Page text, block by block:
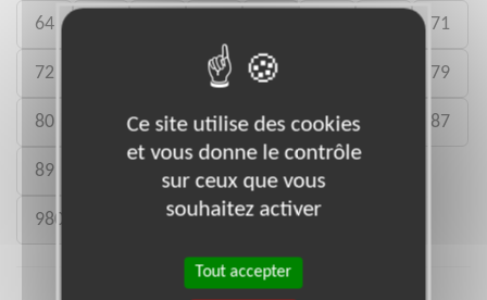
64 71
72 75 76 79
80 82 83 84 85 87
89 91 92 93 94
980
Ce site utilise des cookies
et vous donne le contrôle
sur ceux que vous
souhaitez activer
Tout accepter